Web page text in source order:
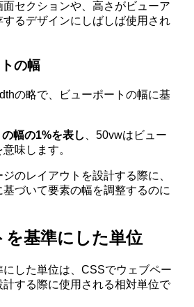
セクションや、高さがビューア
るデザインにしばしば使用され
の幅
の略で、ビューポートの幅に基
幅の1%を表し
、50vwはビュー
味します。
のレイアウトを設計する際に、
基づいて要素の幅を調整するのに
を基準にした単位
にした単位は、CSSでウェブペー
計する際に使用される相対単位で